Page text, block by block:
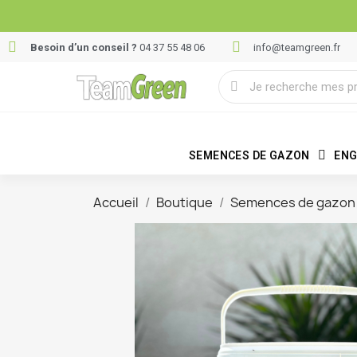
Besoin d’un conseil ? 04 37 55 48 06 info@teamgreen.fr
SEMENCES DE GAZON
Accueil Boutique Semences de gazon